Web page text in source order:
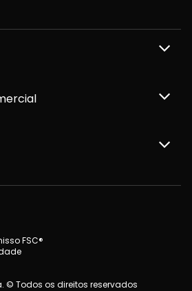
FSC®
© Todos os direitos reservados